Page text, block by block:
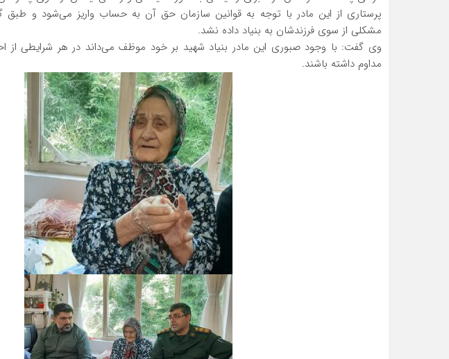
پرستاری از این مادر با توجه به قوانین سازمان حق آن به حساب واریز می‌شود و
مشکلی از سوی فرزندشان به بنیاد داده نشد.
وی گفت: با وجود صبوری این مادر بنیاد شهید بر خود موظف می‌داند در هر شرایطی از
مداوم داشته باشند.